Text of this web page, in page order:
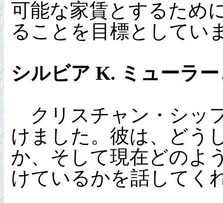
可能な家賃とするため
ることを目標としてい
シルビア K. ミューラ
クリスチャン・シッ
けました。彼は、どう
か、そして現在どのよ
けているかを話してく